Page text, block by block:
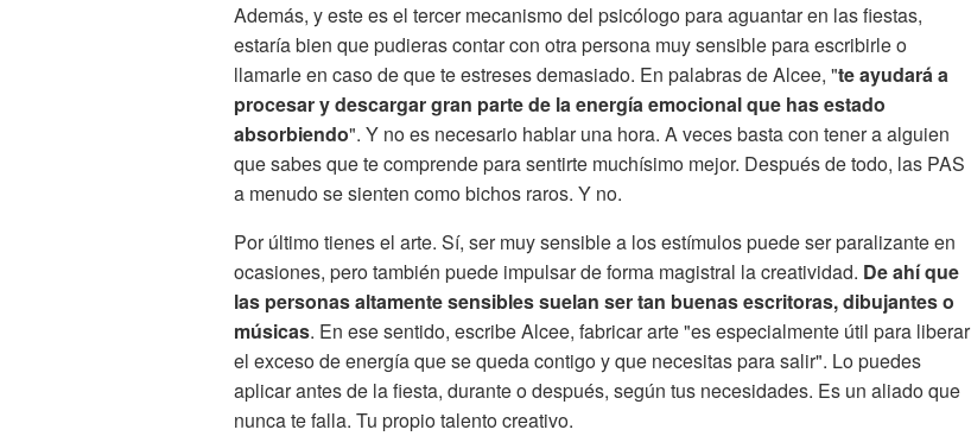
Además, y este es el tercer mecanismo del psicólogo para aguantar en las fiestas,
estaría bien que pudieras contar con otra persona muy sensible para escribirle o
llamarle en caso de que te estreses demasiado. En palabras de Alcee, "te ayudará a
procesar y descargar gran parte de la energía emocional que has estado
absorbiendo". Y no es necesario hablar una hora. A veces basta con tener a alguien
que sabes que te comprende para sentirte muchísimo mejor. Después de todo, las PAS
a menudo se sienten como bichos raros. Y no.
Por último tienes el arte. Sí, ser muy sensible a los estímulos puede ser paralizante en
ocasiones, pero también puede impulsar de forma magistral la creatividad. De ahí que
las personas altamente sensibles suelan ser tan buenas escritoras, dibujantes o
músicas. En ese sentido, escribe Alcee, fabricar arte "es especialmente útil para liberar
el exceso de energía que se queda contigo y que necesitas para salir". Lo puedes
aplicar antes de la fiesta, durante o después, según tus necesidades. Es un aliado que
nunca te falla. Tu propio talento creativo.